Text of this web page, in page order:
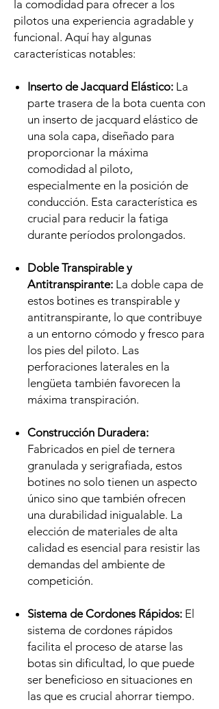
la comodidad para ofrecer a los
pilotos una experiencia agradable y
funcional. Aquí hay algunas
características notables:
Inserto de Jacquard Elástico: La
parte trasera de la bota cuenta con
un inserto de jacquard elástico de
una sola capa, diseñado para
proporcionar la máxima
comodidad al piloto,
especialmente en la posición de
conducción. Esta característica es
crucial para reducir la fatiga
durante períodos prolongados.
Doble Transpirable y
Antitranspirante: La doble capa de
estos botines es transpirable y
antitranspirante, lo que contribuye
a un entorno cómodo y fresco para
los pies del piloto. Las
perforaciones laterales en la
lengüeta también favorecen la
máxima transpiración.
Construcción Duradera:
Fabricados en piel de ternera
granulada y serigrafiada, estos
botines no solo tienen un aspecto
único sino que también ofrecen
una durabilidad inigualable. La
elección de materiales de alta
calidad es esencial para resistir las
demandas del ambiente de
competición.
Sistema de Cordones Rápidos: El
sistema de cordones rápidos
facilita el proceso de atarse las
botas sin dificultad, lo que puede
ser beneficioso en situaciones en
las que es crucial ahorrar tiempo.